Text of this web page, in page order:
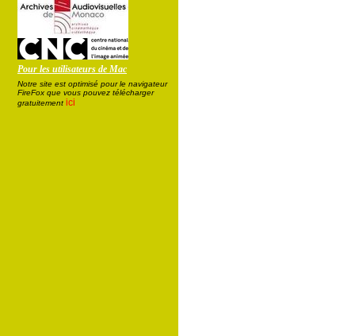
Pour les utilisateurs de Mac
Notre site est optimisé pour le navigateur
FireFox que vous pouvez télécharger
gratuitement ici